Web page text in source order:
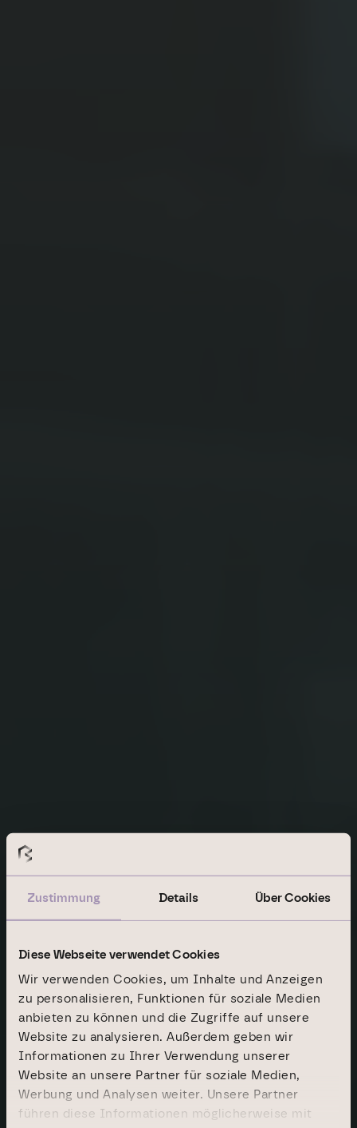
Zustimmung Details Über Cookies
Diese Webseite verwendet Cookies
Wir verwenden Cookies, um Inhalte und Anzeigen
zu personalisieren, Funktionen für soziale Medien
anbieten zu können und die Zugriffe auf unsere
Website zu analysieren. Außerdem geben wir
Informationen zu Ihrer Verwendung unserer
Website an unsere Partner für soziale Medien,
Werbung und Analysen weiter. Unsere Partner
führen diese Informationen möglicherweise mit
Nachhaltigkeit Strategie
ESG ist Teil unserer
DNA